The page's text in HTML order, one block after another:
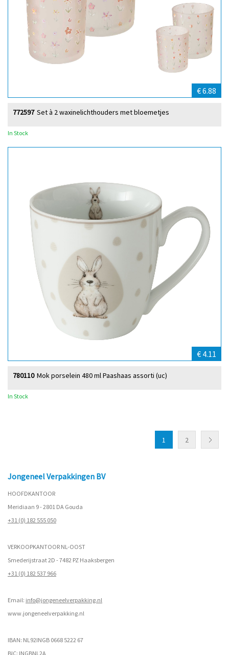
€ 6.88
Set à 2 waxinelichthouders met bloemetjes
772597
In Stock
€ 4.11
Mok porselein 480 ml Paashaas assorti (uc)
780110
In Stock
1 2
Jongeneel Verpakkingen BV
HOOFDKANTOOR
Meridiaan 9 - 2801 DA Gouda
+31 (0) 182 555 050
VERKOOPKANTOOR NL-OOST
Smederijstraat 2D - 7482 PZ Haaksbergen
+31 (0) 182 537 966
Email: info@jongeneelverpakking.nl
www.jongeneelverpakking.nl
IBAN: NL92INGB 0668 5222 67
BIC: INGBNL2A